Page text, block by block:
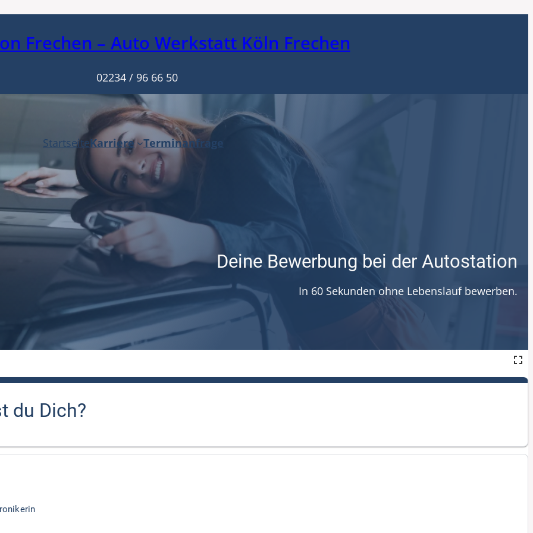
Frechen – Auto Werkstatt Köln Frechen
02234 / 96 66 50
StartseiteKarriere Terminanfrage
Deine Bewerbung bei der Autostation
In 60 Sekunden ohne Lebenslauf bewerben.
du Dich?